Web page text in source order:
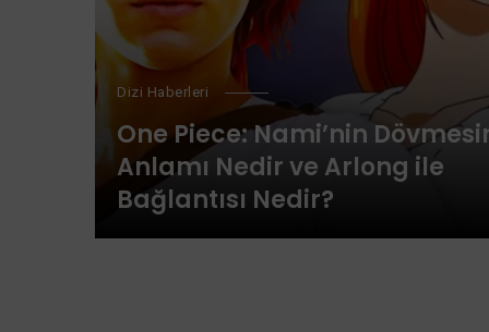
Dizi Haberleri
One Piece: Nami’nin
Anlamı Nedir ve Arlong ile
Bağlantısı Nedir?